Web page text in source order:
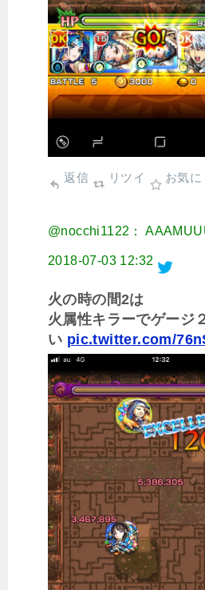
返信 リツイ お気に
@nocchi1122：
2018-07-03 12:32
火の時の間2は
火属性キラーでゲージ
い pic.twitter.com/